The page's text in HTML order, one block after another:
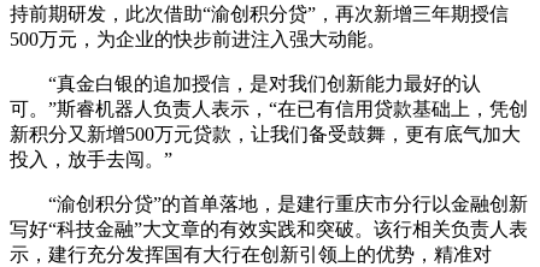
持前期研发，此次借助“渝创积分贷”，再次新增三年期授信
500万元，为企业的快步前进注入强大动能。
“真金白银的追加授信，是对我们创新能力最好的认
可。”斯睿机器人负责人表示，“在已有信用贷款基础上，凭创
新积分又新增500万元贷款，让我们备受鼓舞，更有底气加大
投入，放手去闯。”
“渝创积分贷”的首单落地，是建行重庆市分行以金融创新
写好“科技金融”大文章的有效实践和突破。该行相关负责人表
示，建行充分发挥国有大行在创新引领上的优势，精准对